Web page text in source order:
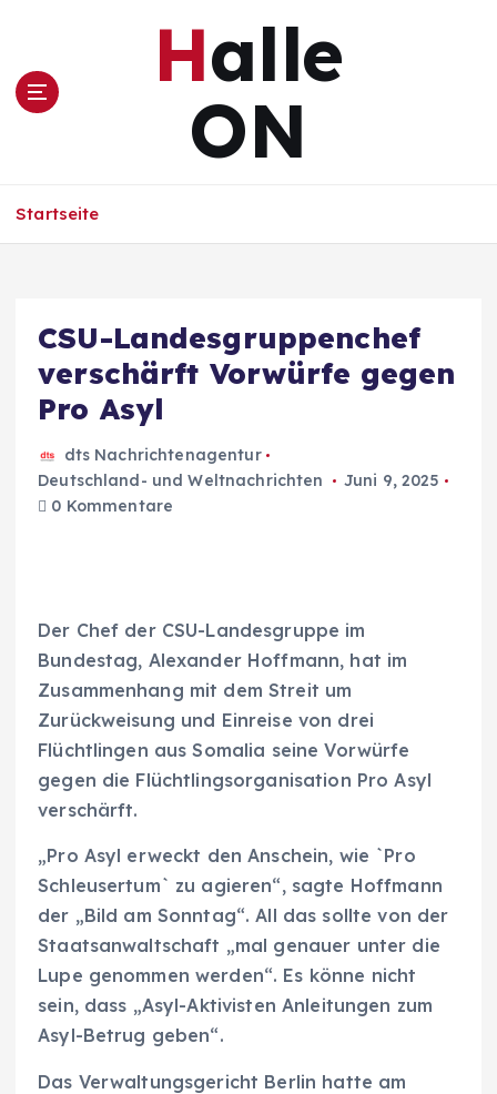
s
Halle
ON
Startseite
CSU-Landesgruppenchef
verschärft Vorwürfe gegen
Pro Asyl
dts Nachrichtenagentur
Deutschland- und Weltnachrichten
Juni 9, 2025
0 Kommentare
Der Chef der CSU-Landesgruppe im
Bundestag, Alexander Hoffmann, hat im
Zusammenhang mit dem Streit um
Zurückweisung und Einreise von drei
Flüchtlingen aus Somalia seine Vorwürfe
gegen die Flüchtlingsorganisation Pro Asyl
verschärft.
„Pro Asyl erweckt den Anschein, wie `Pro
Schleusertum` zu agieren“, sagte Hoffmann
der „Bild am Sonntag“. All das sollte von der
Staatsanwaltschaft „mal genauer unter die
Lupe genommen werden“. Es könne nicht
sein, dass „Asyl-Aktivisten Anleitungen zum
Asyl-Betrug geben“.
Das Verwaltungsgericht Berlin hatte am